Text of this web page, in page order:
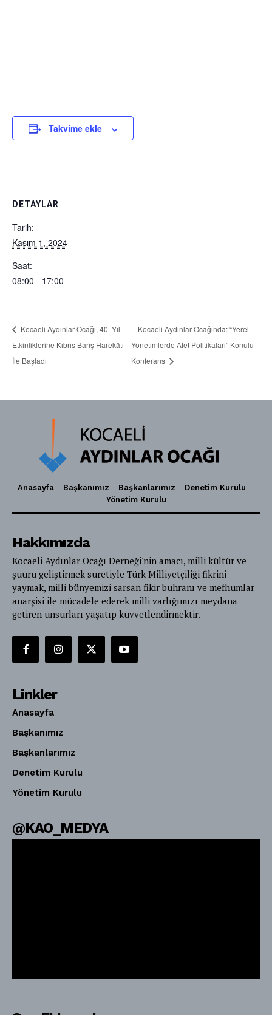
Takvime ekle
DETAYLAR
Tarih:
Kasım 1, 2024
Saat:
08:00 - 17:00
Kocaeli Aydınlar Ocağı, 40. Yıl
Etkinliklerine Kıbrıs Barış Harekâtı
İle Başladı
Kocaeli Aydınlar Ocağında: “Yerel
Yönetimlerde Afet Politikaları” Konulu
Konferans
Anasayfa Başkanımız Başkanlarımız
Denetim Kurulu
Yönetim Kurulu
Hakkımızda
Kocaeli Aydınlar Ocağı Derneği'nin amacı, milli kültür ve
şuuru geliştirmek suretiyle Türk Milliyetçiliği fikrini
yaymak, milli bünyemizi sarsan fikir buhranı ve mefhumlar
anarşisi ile mücadele ederek milli varlığımızı meydana
getiren unsurları yaşatıp kuvvetlendirmektir.
Linkler
Anasayfa
Başkanımız
Başkanlarımız
Denetim Kurulu
Yönetim Kurulu
@KAO_MEDYA